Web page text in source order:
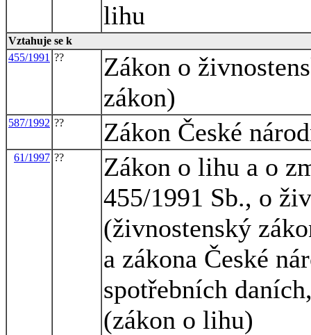
lihu
Vztahuje se k
455/1991 ??
Zákon o
zákon)
587/1992 ?? Zákon České
61/1997 ??
Zákon o lihu a o
455/1991 Sb., o
(živnostenský
a zákona České
spotřebních
(zákon o lihu)